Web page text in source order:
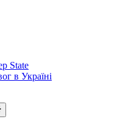
State
в Україні